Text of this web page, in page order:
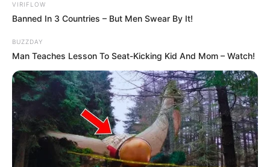
Pakai Bahasa Jawa Ini Bikin
Galau Abis
VIRIFLOW
Banned In 3 Countries – But Men Swear By It!
BUZZDAY
Man Teaches Lesson To Seat-Kicking Kid And Mom – Watch!